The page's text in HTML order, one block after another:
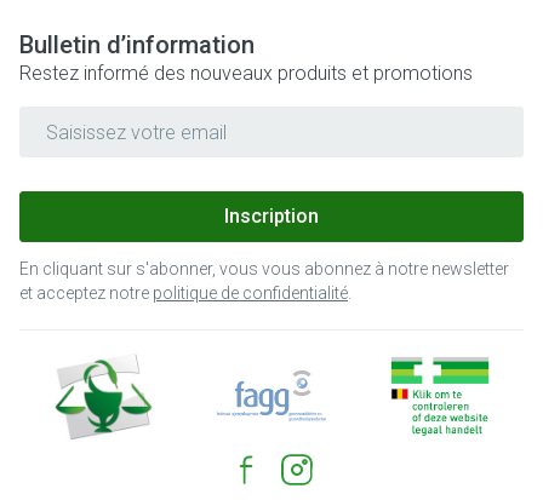
Bulletin d’information
Restez informé des nouveaux produits et promotions
Inscription
En cliquant sur s'abonner, vous vous abonnez à notre newsletter
et acceptez notre politique de confidentialité